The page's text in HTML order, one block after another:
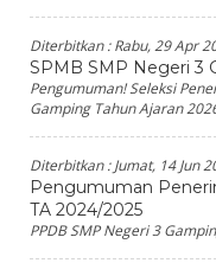
Diterbitkan :Rabu, 29 Apr
SPMB SMP Negeri 3
Pengumuman! Seleksi
Gamping Tahun Ajaran
Diterbitkan :Jumat, 14 Jun
Pengumuman
TA 2024/2025
PPDB SMP Negeri 3